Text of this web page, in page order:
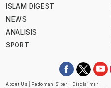
ISLAM DIGEST
NEWS
ANALISIS
SPORT
About Us Pedoman Siber
Disclaimer